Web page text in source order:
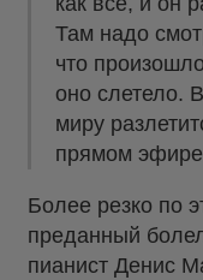
Там надо
что
оно слетело.
миру
прямом
Более резко по
преданный
пианист Денис